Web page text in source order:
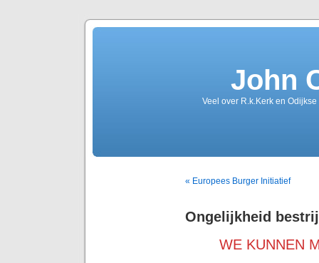
John
Veel over R.k.Kerk en
« Europees Burger Initiatief
Ongelijkheid
WE KUNNEN